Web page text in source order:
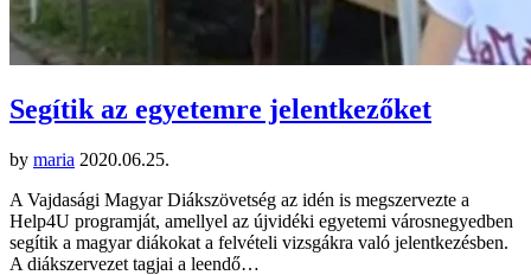
Segítik az egyetemre jelentkezőket
by maria 2020.06.25.
A Vajdasági Magyar Diákszövetség az idén is megszervezte a
Help4U programját, amellyel az újvidéki egyetemi városnegyedben
segítik a magyar diákokat a felvételi vizsgákra való jelentkezésben.
A diákszervezet tagjai a leendő…